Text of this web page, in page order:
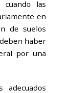
las
en
de suelos
haber
por una